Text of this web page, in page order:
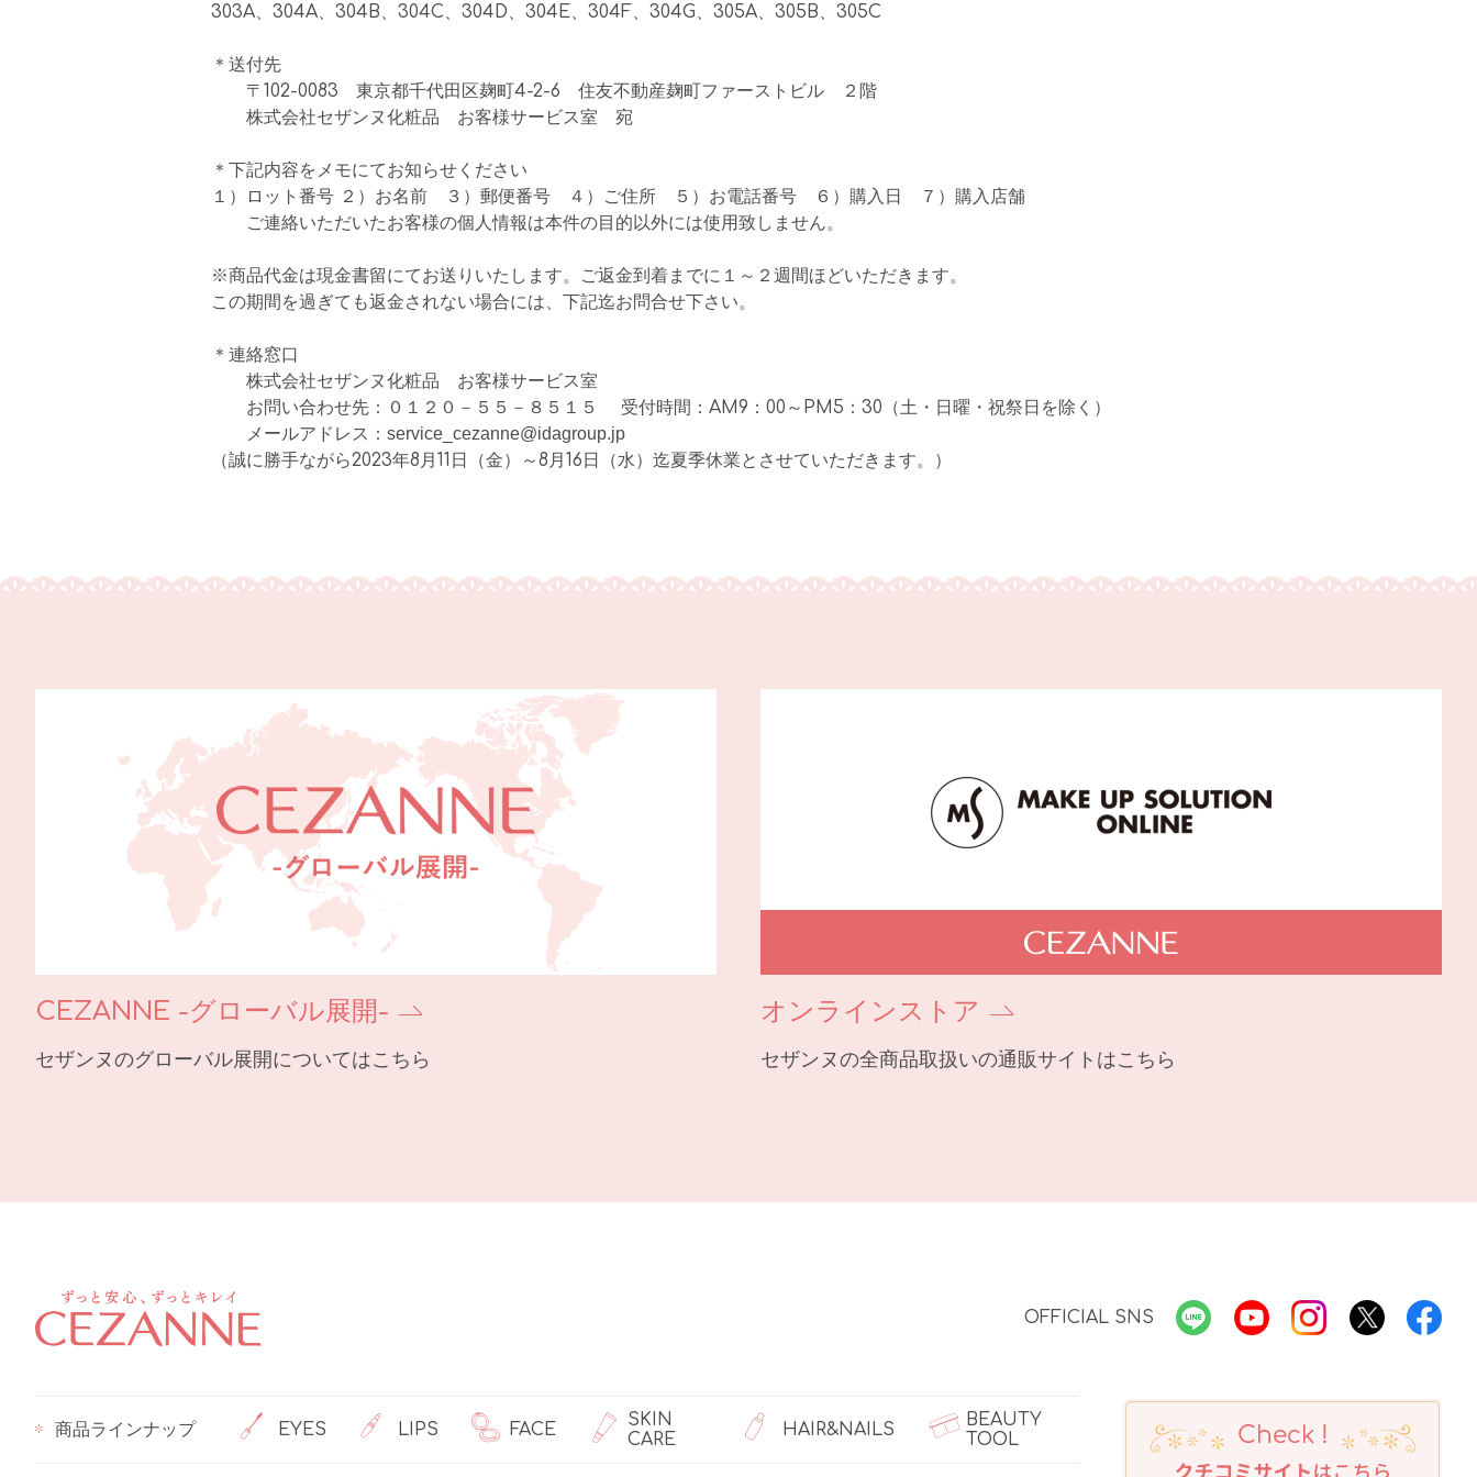
303A、304A、304B、304C、304D、304E、304F、304G、305A、305B、305C
＊送付先
〒102-0083 東京都千代田区麹町4-2-6 住友不動産麹町ファーストビル ２階
株式会社セザンヌ化粧品 お客様サービス室 宛
＊下記内容をメモにてお知らせください
１）ロット番号 ２）お名前 ３）郵便番号 ４）ご住所 ５）お電話番号 ６）購入日 ７）購入店舗
ご連絡いただいたお客様の個人情報は本件の目的以外には使用致しません。
※商品代金は現金書留にてお送りいたします。ご返金到着までに１～２週間ほどいただきます。
この期間を過ぎても返金されない場合には、下記迄お問合せ下さい。
＊連絡窓口
株式会社セザンヌ化粧品 お客様サービス室
お問い合わせ先：０１２０－５５－８５１５ 受付時間：AM9：00～PM5：30（土・日曜・祝祭日を除く）
メールアドレス： service_cezanne@idagroup.jp
（誠に勝手ながら2023年8月11日（金）～8月16日（水）迄夏季休業とさせていただきます。）
CEZANNE -グローバル展開-
セザンヌのグローバル展開についてはこちら
オンラインストア
セザンヌの全商品取扱いの通販サイトはこちら
OFFICIAL SNS
商品ラインナップ EYES LIPS FACE
SKIN
CARE
HAIR&NAILS
BEAUTY
TOOL